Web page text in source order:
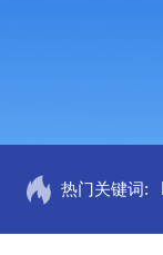
热门关键词: